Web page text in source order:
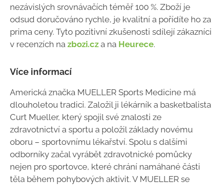
nezávislých srovnávačích téměř 100 %. Zboží je
odsud doručováno rychle, je kvalitní a pořídíte ho za
prima ceny. Tyto pozitivní zkušenosti sdílejí zákazníci
v recenzích na zbozi.cz a na Heurece.
Více informací
Americká značka MUELLER Sports Medicine má
dlouholetou tradici. Založil ji lékárník a basketbalista
Curt Mueller, který spojil své znalosti ze
zdravotnictví a sportu a položil základy novému
oboru – sportovnímu lékařství. Spolu s dalšími
odborníky začal vyrábět zdravotnické pomůcky
nejen pro sportovce, které chrání namáhané části
těla během pohybových aktivit. V MUELLER se